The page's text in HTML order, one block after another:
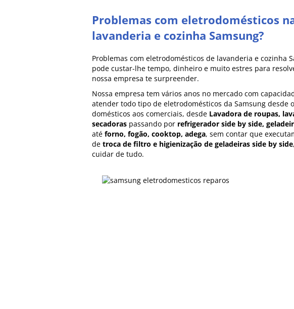
Problemas com eletrodomésticos
lavanderia e cozinha Samsung?
Problemas com eletrodomésticos de lavanderia e cozinha
pode custar-lhe tempo, dinheiro e muito estres para
nossa empresa te surpreender.
Nossa empresa tem vários anos no mercado com
atender todo tipo de eletrodomésticos da Samsung desde
domésticos aos comerciais, desde Lavadora de roupas,
secadoras passando por refrigerador side by side,
até forno, fogão, cooktop, adega, sem contar que
de troca de filtro e higienização de geladeiras side by side
cuidar de tudo.